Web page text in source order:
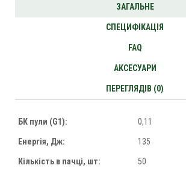
ЗАГАЛЬНЕ
СПЕЦИФІКАЦІЯ
FAQ
АКСЕСУАРИ
ПЕРЕГЛЯДІВ (0)
БК пули (G1): 0,11
Енергія, Дж: 135
Кількість в пачці, шт: 50